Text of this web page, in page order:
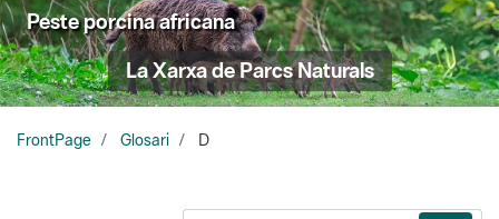
Peste porcina africana
La Xarxa de Parcs Naturals
FrontPage Glosari D